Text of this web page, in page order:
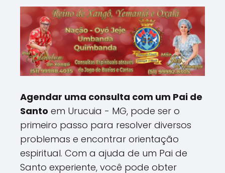
Agendar uma consulta com um Pai de
Santo em Urucuia - MG, pode ser o
primeiro passo para resolver diversos
problemas e encontrar orientação
espiritual. Com a ajuda de um Pai de
Santo experiente, você pode obter